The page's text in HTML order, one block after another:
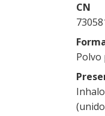
CN
Polvo